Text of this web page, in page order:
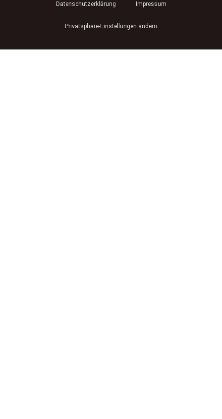
Datenschutzerklärung Impressum
Privatsphäre-Einstellungen ändern